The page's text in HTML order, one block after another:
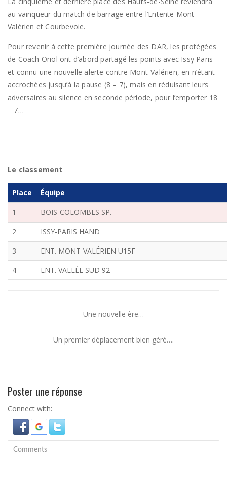
au vainqueur du match de barrage entre l’Entente Mont-
Valérien et Courbevoie.
Pour revenir à cette première journée des DAR, les protégées
de Coach Oriol ont d’abord partagé les points avec Issy Paris
et connu une nouvelle alerte contre Mont-Valérien, en n’étant
accrochées jusqu’à la pause (8 – 7), mais en réduisant leurs
adversaires au silence en seconde période, pour l’emporter 18
– 7…
Le classement
Place Équipe
1
BOIS-COLOMBES SP.
2
ISSY-PARIS HAND
3
ENT. MONT-VALÉRIEN U15F
4
ENT. VALLÉE SUD 92
Une nouvelle ère…
Un premier déplacement bien géré….
Poster une réponse
Connect with: